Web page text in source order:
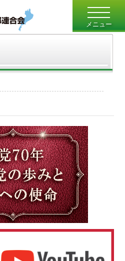
toggle
メニュー